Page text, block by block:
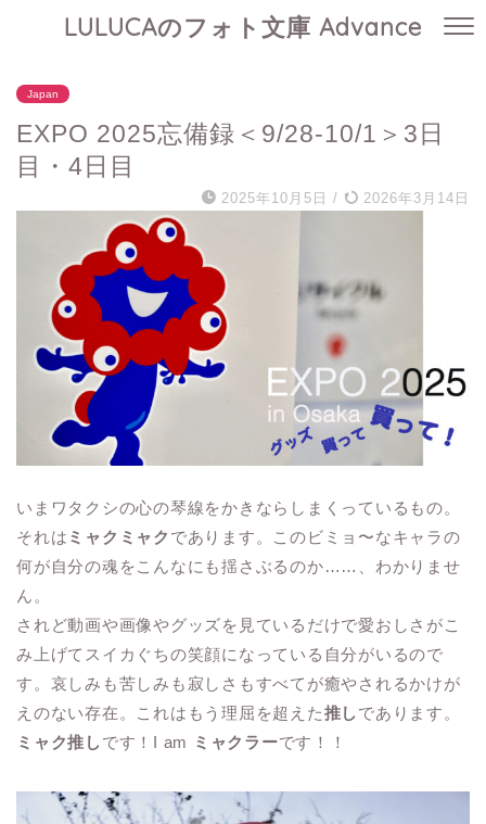
LULUCAのフォト文庫 Advance
Japan
EXPO 2025忘備録＜9/28-10/1＞3日
目・4日目
2025年10月5日 / 2026年3月14日
いまワタクシの心の琴線をかきならしまくっているもの。
それは ミャクミャク であります。このビミョ〜なキャラの
何が自分の魂をこんなにも揺さぶるのか……、わかりませ
ん。
されど動画や画像やグッズを見ているだけで愛おしさがこ
み上げてスイカぐちの笑顔になっている自分がいるので
す。哀しみも苦しみも寂しさもすべてが癒やされるかけが
えのない存在。これはもう理屈を超えた推しであります。
ミャク推しです！I am ミャクラーです！！